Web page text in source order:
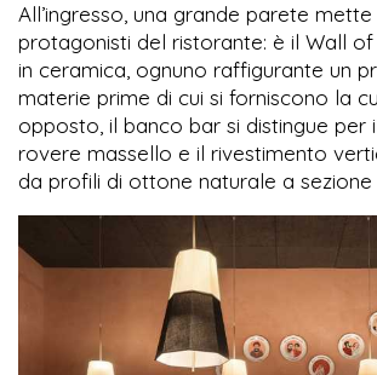
All’ingresso, una grande parete mette
protagonisti del ristorante: è il Wall of
in ceramica, ognuno raffigurante un
materie prime di cui si forniscono la
opposto, il banco bar si distingue per
rovere massello e il rivestimento
da profili di ottone naturale a sezione